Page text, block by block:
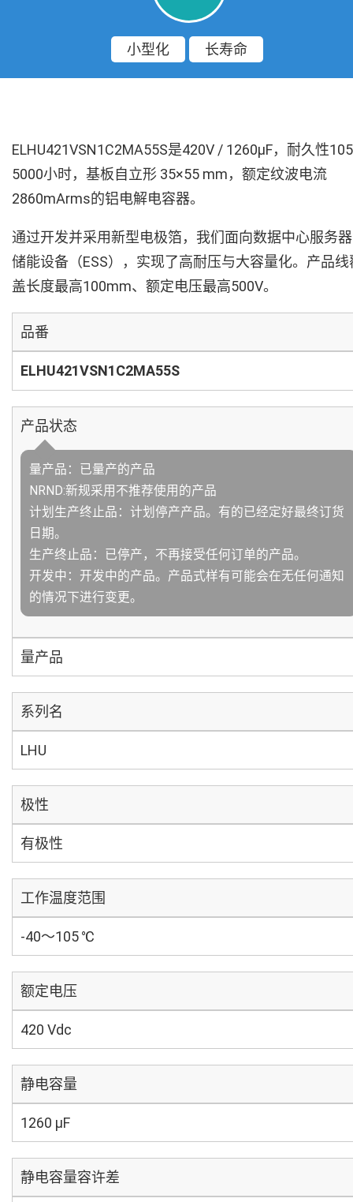
小型化 长寿命
ELHU421VSN1C2MA55S是420V / 1260µF，耐久性
5000小时，基板自立形 35×55 mm，额定纹波电流
2860mArms的铝电解电容器。
通过开发并采用新型电极箔，我们面向数据中心服务
储能设备（ESS），实现了高耐压与大容量化。产品线
盖长度最高100mm、额定电压最高500V。
品番
ELHU421VSN1C2MA55S
产品状态
量产品：已量产的产品
NRND:新规采用不推荐使用的产品
计划生产终止品：计划停产产品。有的已经定好最终订货
日期。
生产终止品：已停产，不再接受任何订单的产品。
开发中：开发中的产品。产品式样有可能会在无任何通知
的情况下进行变更。
量产品
系列名
LHU
极性
有极性
工作温度范围
-40～105 ℃
额定电压
420 Vdc
静电容量
1260 µF
静电容量容许差